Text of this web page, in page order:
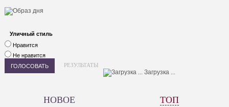
Уличный стиль
Нравится
Не нравится
РЕЗУЛЬТАТЫ
Загрузка ...
НОВОЕ ТОП